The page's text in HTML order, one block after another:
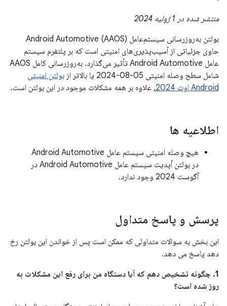
منتشر شده در 1 ژوئیه 2024
بولتن به‌روزرسانی سیستم‌عامل Android Automotive (AAOS)
حاوی جزئیاتی از آسیب‌پذیری‌های امنیتی است که بر پلتفرم سیستم
عامل Android Automotive تأثیر می‌گذارد. به‌روزرسانی کامل AAOS
شامل سطح وصله امنیتی 05-08-2024 یا بالاتر از
بولتن امنیتی
Android اوت 2024،
علاوه بر همه مشکلات موجود در این بولتن است.
اطلاعیه ها
هیچ وصله امنیتی سیستم عامل Android Automotive
در بولتن آپدیت سیستم عامل Android Automotive در
آگوست 2024 وجود ندارد.
پرسش و پاسخ متداول
این بخش به سوالات متداولی که ممکن است پس از خواندن این بولتن رخ
دهد پاسخ می دهد.
1. چگونه تشخیص دهم که آیا دستگاه من برای رفع این مشکلات به
روز شده است؟